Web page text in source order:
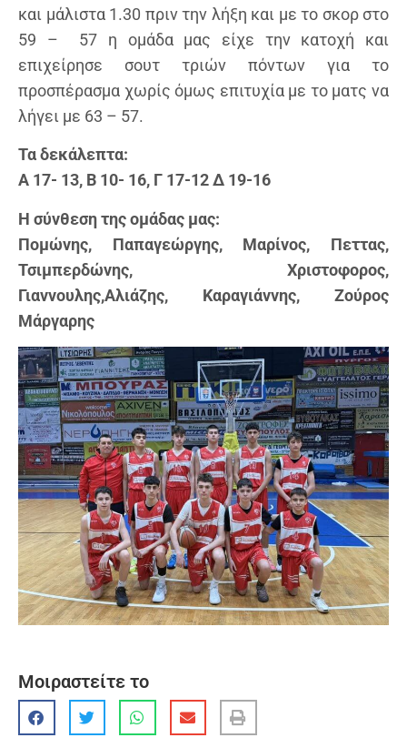
και μάλιστα 1.30 πριν την λήξη και με το σκορ στο
59 – 57 η ομάδα μας είχε την κατοχή και
επιχείρησε σουτ τριών πόντων για το
προσπέρασμα χωρίς όμως επιτυχία με το ματς να
λήγει με 63 – 57.
Τα δεκάλεπτα:
Α 17- 13, Β 10- 16, Γ 17-12 Δ 19-16
Η σύνθεση της ομάδας μας:
Πομώνης, Παπαγεώργης, Μαρίνος, Πεττας,
Τσιμπερδώνης, Χριστοφορος,
Γιαννουλης,Αλιάζης, Καραγιάννης, Ζούρος
Μάργαρης
Μοιραστείτε το